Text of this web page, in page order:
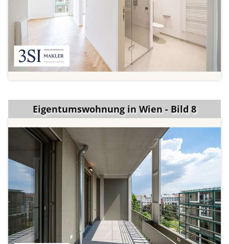
Eigentumswohnung in Wien - Bild 8